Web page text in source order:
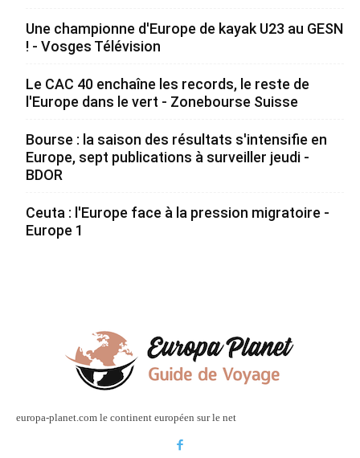
Une championne d'Europe de kayak U23 au GESN
! - Vosges Télévision
Le CAC 40 enchaîne les records, le reste de
l'Europe dans le vert - Zonebourse Suisse
Bourse : la saison des résultats s'intensifie en
Europe, sept publications à surveiller jeudi -
BDOR
Ceuta : l'Europe face à la pression migratoire -
Europe 1
europa-planet.com le continent européen sur le net